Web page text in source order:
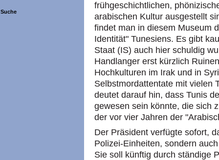
Suche
frühgeschichtlichen,
arabischen Kultur ausgestellt
findet man in diesem Museum
Identität" Tunesiens. Es gibt
Staat (IS) auch hier schuldig
Handlanger erst kürzlich
Hochkulturen im Irak und in
Selbstmordattentate mit vielen
deutet darauf hin, dass Tunis
gewesen sein könnte, die sich
der vor vier Jahren der
Der Präsident verfügte sofort,
Polizei-Einheiten, sondern
Sie soll künftig durch ständige